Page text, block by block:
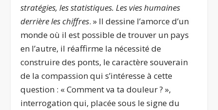
stratégies, les statistiques. Les vies humaines
derrière les chiffres. » Il dessine l’amorce d’un
monde où il est possible de trouver un pays
en l’autre, il réaffirme la nécessité de
construire des ponts, le caractère souverain
de la compassion qui s’intéresse à cette
question : « Comment va ta douleur ? »,
interrogation qui, placée sous le signe du